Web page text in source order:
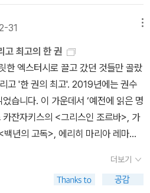
에서는 할 수 없는 전화통화를 하기
출에서 귀가하던 아내 주디와 마주치
룩 내리는 저녁과 밤 사이에 평소 즐
여 갈 필요를 느끼지 못해 네 발로 버
공중전화 박스에 들어선 셔먼. 기계
목소리가 수화기를 통해 들려와 셔먼
. “마리아, 나야.” 상대가 대꾸하기를,
런, 마리아와 접선장소인 원룸이 아니
이얼을 돌렸던 것. 이쯤이면 이 책 속에
장면을 읽게 되리라 기대해도 좋을
절된 증오심으로 변하기도 하지만)
쪽◆ 그리스(크레타 섬)호텔 식당의
간 책들이 청춘의 묘비처럼 즐비하게
여기에다 놔두고 대신 읽고 싶은 책을
조르바]가 세 권이나 있다. - 269쪽
책들 / 2009년 12월◆ 그리스(크레
신조 문고의 신간 [코끼리 공장의 해
카미 하루키 저)도 함께 놓는다.이렇
책 한권쯤 있어도 나쁠 것 없지 않은
작은 마을, 자그마한 호텔 식당의 종말
분한 책꽂이에도. - 270쪽 무라카미
31
최고의 한 권
한 엑스터시로 끌고 갔던 것들만 골랐
고 '한 권의 최고'. 2019년에는 권수
습니다. 이 가운데서 ‘예전에 읽은 명
카잔자키스의 <그리스인 조르바>, 가
년의 고독>, 에리히 마리아 레마르
작품을 선택하고 이 가운데 열한 편을
권을 선정했습니다. 40편의 목록
더보기